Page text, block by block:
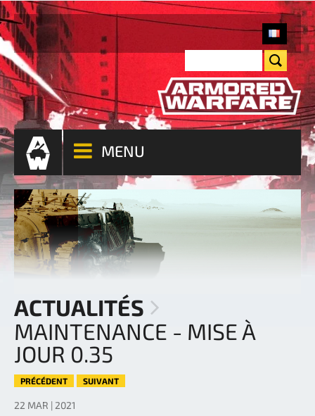
MENU
ACTUALITÉS
MAINTENANCE - MISE À
JOUR 0.35
PRÉCÉDENT SUIVANT
22 MAR | 2021